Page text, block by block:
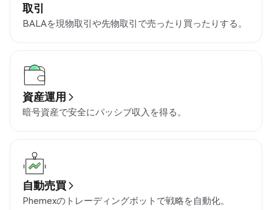
取引
BALAを現物取引や先物取引で売ったり買ったりする。
資産運用
暗号資産で安全にパッシブ収入を得る。
自動売買
Phemexのトレーディングボットで戦略を自動化。